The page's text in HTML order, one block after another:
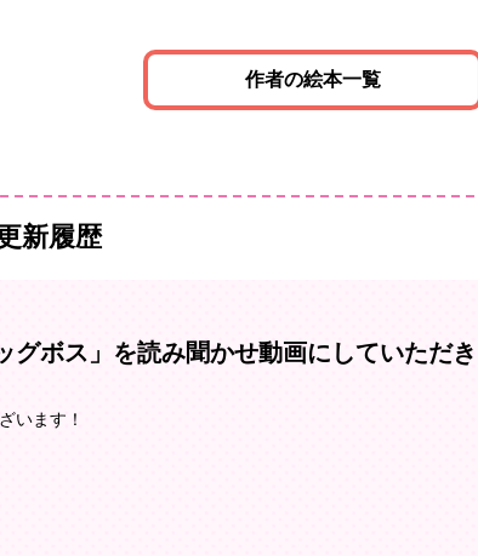
作者の絵本一覧
新履歴
グボス」を読み聞かせ動画にしていただ
います！